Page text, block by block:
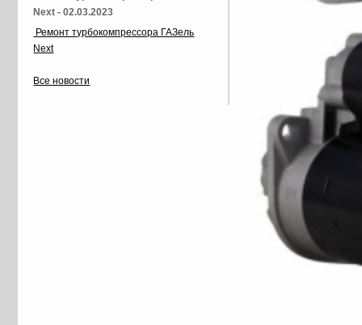
Next - 02.03.2023
Ремонт турбокомпрессора ГАЗель
Next
Все новости